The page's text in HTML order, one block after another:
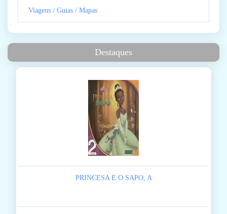
Viagens / Guias / Mapas
Destaques
PRINCESA E O SAPO, A